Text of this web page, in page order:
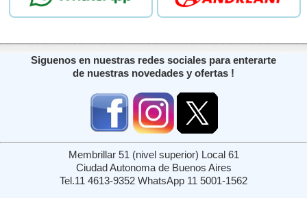
Siguenos en nuestras redes sociales para enterarte
de nuestras novedades y ofertas !
Membrillar 51 (nivel superior) Local 61
Ciudad Autonoma de Buenos Aires
Tel.11 4613-9352 WhatsApp 11 5001-1562